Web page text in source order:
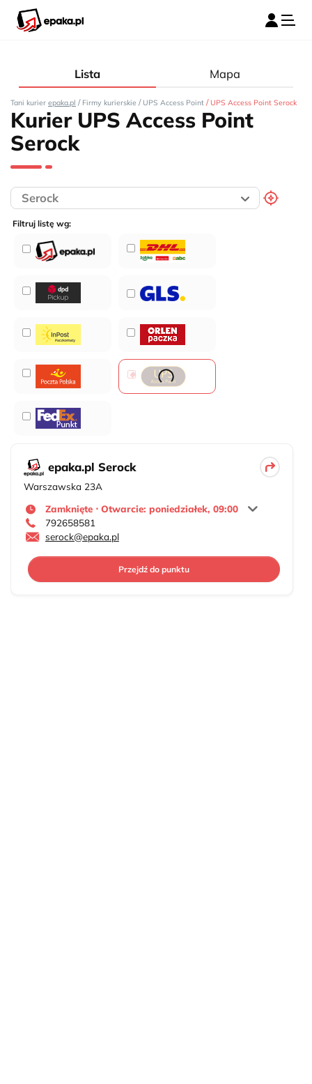
Lista Mapa
Tani kurier epaka.pl / Firmy kurierskie / UPS Access Point / UPS Access Point Serock
Kurier UPS Access Point
Serock
Filtruj listę wg:
epaka.pl Serock
Warszawska 23A
Zamknięte ⋅ Otwarcie: poniedziałek, 09:00
792658581
serock@epaka.pl
Przejdź do punktu